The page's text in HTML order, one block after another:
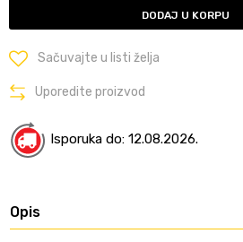
DODAJ U KORPU
Sačuvajte u listi želja
Uporedite proizvod
Isporuka do: 12.08.2026.
Opis